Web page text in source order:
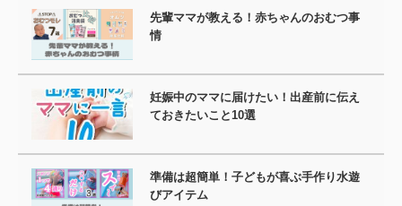
先輩ママが教える！赤ちゃんのおむつ事
情
妊娠中のママに届けたい！出産前に伝え
ておきたいこと10選
準備は超簡単！子どもが喜ぶ手作り水遊
びアイテム